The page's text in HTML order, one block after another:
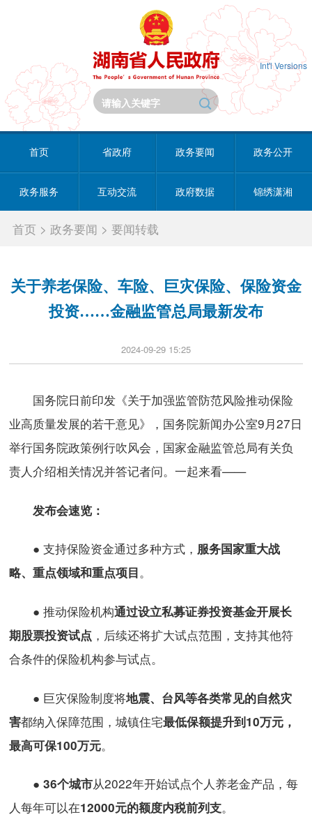
Int'l Versions
首页 省政府 政务要闻 政务公开
政务服务 互动交流 政府数据 锦绣潇湘
首页 >政务要闻 >要闻转载
关于养老保险、车险、巨灾保险、保险资金
投资……金融监管总局最新发布
2024-09-29 15:25
国务院日前印发《关于加强监管防范风险推动保险
业高质量发展的若干意见》，国务院新闻办公室9月27日
举行国务院政策例行吹风会，国家金融监管总局有关负
责人介绍相关情况并答记者问。一起来看——
发布会速览：
● 支持保险资金通过多种方式， 服务国家重大战
略、重点领域和重点项目。
● 推动保险机构通过设立私募证券投资基金开展长
期股票投资试点 ，后续还将扩大试点范围，支持其他符
合条件的保险机构参与试点。
● 巨灾保险制度将地震、台风等各类常见的自然灾
害都纳入保障范围，城镇住宅最低保额提升到10万元，
最高可保100万元。
● 36个城市从2022年开始试点个人养老金产品，每
人每年可以在12000元的额度内税前列支。